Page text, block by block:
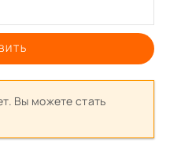
Вы можете стать